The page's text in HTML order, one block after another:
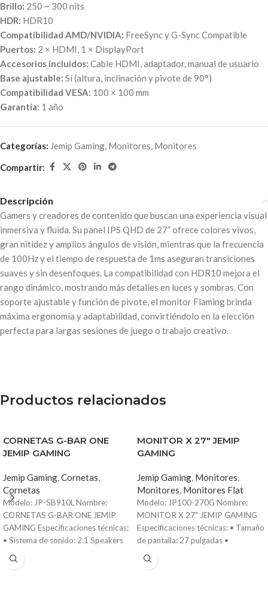
Brillo: 250 ~ 300 nits
HDR: HDR10
Compatibilidad AMD/NVIDIA: FreeSync y G-Sync Compatible
Puertos: 2 × HDMI, 1 × DisplayPort
Accesorios incluidos: Cable HDMI, adaptador, manual de usuario
Base ajustable: Sí (altura, inclinación y pivote de 90°)
Compatibilidad VESA: 100 × 100 mm
Garantía: 1 año
Categorías: Jemip Gaming, Monitores, Monitores
Compartir:
Descripción
Gamers y creadores de contenido que buscan una experiencia visual
inmersiva y fluida. Su panel IPS QHD de 27” ofrece colores vivos,
gran nitidez y amplios ángulos de visión, mientras que la frecuencia
de 100Hz y el tiempo de respuesta de 1ms aseguran transiciones
suaves y sin desenfoques. La compatibilidad con HDR10 mejora el
rango dinámico, mostrando más detalles en luces y sombras. Con
soporte ajustable y función de pivote, el monitor Flaming brinda
máxima ergonomía y adaptabilidad, convirtiéndolo en la elección
perfecta para largas sesiones de juego o trabajo creativo.
Productos relacionados
CORNETAS G-BAR ONE
JEMIP GAMING
Jemip Gaming,Cornetas,
Cornetas
Modelo: JP-SB910L Nombre:
CORNETAS G-BAR ONE JEMIP
GAMING Especificaciones técnicas:
• Sistema de sonido: 2.1 Speakers
(2 bocinas + 2 Bass) • Potencia de
salida: 5W x2 • Altavoz: φ52mm,
MONITOR X 27″ JEMIP
GAMING
Jemip Gaming, Monitores,
Monitores, Monitores Flat
Modelo: JP100-270G Nombre:
MONITOR X 27" JEMIP GAMING
Especificaciones técnicas: • Tamaño
de pantalla: 27 pulgadas •
Resolución: Full HD (1920 x 1080) •
Frecuencia de actualización: 100Hz